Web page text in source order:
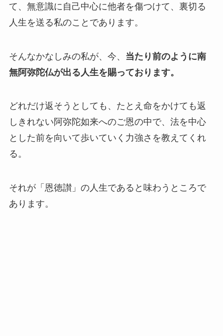
て、無意識に自己中心に他者を傷つけて、裏切る
人生を送る私のことであります。
そんなかなしみの私が、今、 当たり前のように南
無阿弥陀仏が出る人生を賜っております。
どれだけ返そうとしても、たとえ命をかけても返
しきれない阿弥陀如来へのご恩の中で、法を中心
とした前を向いて歩いていく力強さを教えてくれ
る。
それが「恩徳讃」の人生であると味わうところで
あります。